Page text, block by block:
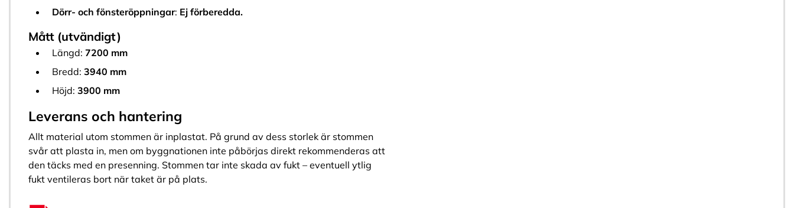
Dörr- och fönsteröppningar: Ej förberedda.
Mått (utvändigt)
Längd: 7200 mm
Bredd: 3940 mm
Höjd: 3900 mm
Leverans och hantering
Allt material utom stommen är inplastat. På grund av dess storlek är stommen
svår att plasta in, men om byggnationen inte påbörjas direkt rekommenderas att
den täcks med en presenning. Stommen tar inte skada av fukt – eventuell ytlig
fukt ventileras bort när taket är på plats.